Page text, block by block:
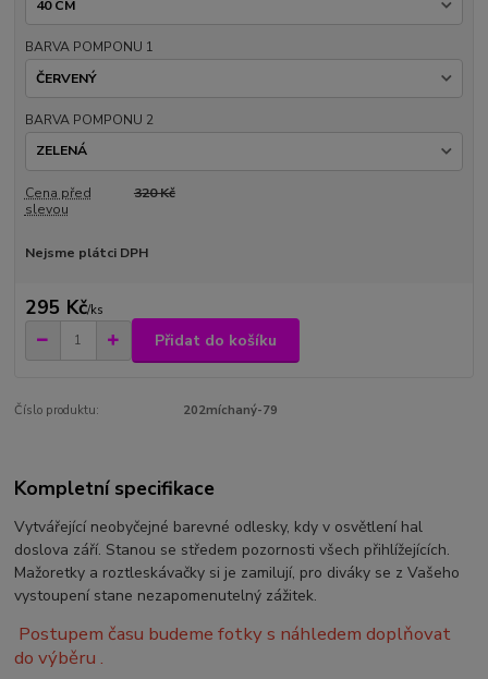
BARVA POMPONU 1
BARVA POMPONU 2
Cena před
slevou
320 Kč
Nejsme plátci DPH
295 Kč/ks
Přidat do košíku
Číslo produktu: 202míchaný-79
Kompletní specifikace
Vytvářející neobyčejné barevné odlesky, kdy v osvětlení hal
doslova září. Stanou se středem pozornosti všech přihlížejících.
Mažoretky a roztleskávačky si je zamilují, pro diváky se z Vašeho
vystoupení stane nezapomenutelný zážitek.
Postupem času budeme fotky s náhledem doplňovat
do výběru .